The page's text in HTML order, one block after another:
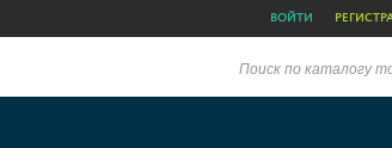
ВОЙТИ
Поиск по каталогу